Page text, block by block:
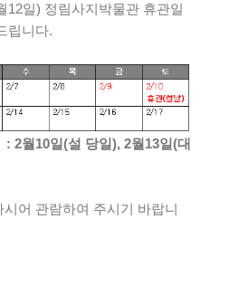
12일) 정림사지박물관 휴관일
립니다.
2월10일(설 당일), 2월13일(대
어 관람하여 주시기 바랍니